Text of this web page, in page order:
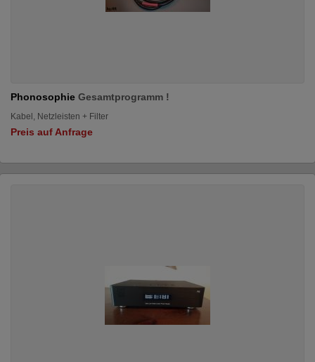
Phonosophie Gesamtprogramm !
Kabel, Netzleisten + Filter
Preis auf Anfrage